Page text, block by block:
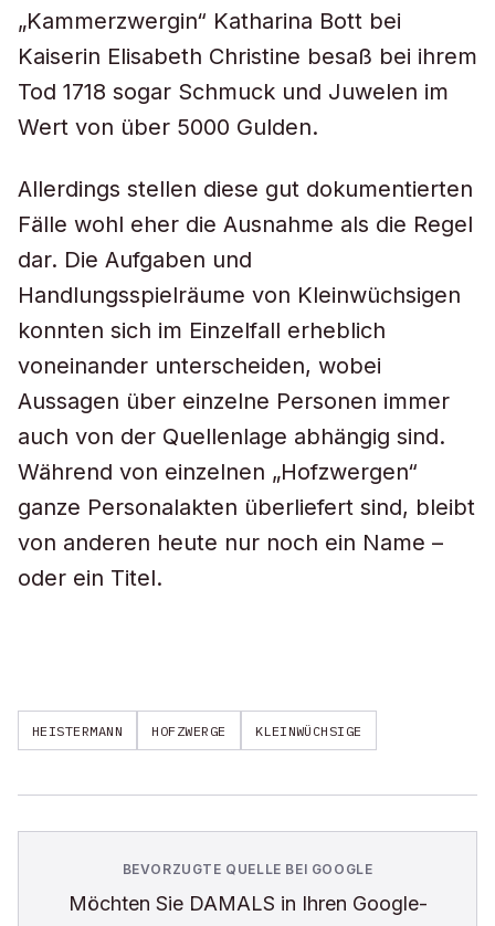
„Kammerzwergin“ Katharina Bott bei
Kaiserin Elisabeth Christine besaß bei ihrem
Tod 1718 sogar Schmuck und Juwelen im
Wert von über 5000 Gulden.
Allerdings stellen diese gut dokumentierten
Fälle wohl eher die Ausnahme als die Regel
dar. Die Aufgaben und
Handlungsspielräume von Kleinwüchsigen
konnten sich im Einzelfall erheblich
voneinander unterscheiden, wobei
Aussagen über einzelne Personen immer
auch von der Quellenlage abhängig sind.
Während von einzelnen „Hofzwergen“
ganze Personalakten überliefert sind, bleibt
von anderen heute nur noch ein Name –
oder ein Titel.
HEISTERMANN HOFZWERGE KLEINWÜCHSIGE
BEVORZUGTE QUELLE BEI GOOGLE
Möchten Sie DAMALS in Ihren Google-